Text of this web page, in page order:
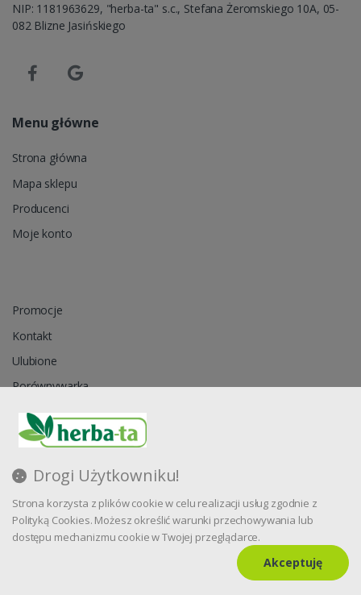
Drogi Użytkowniku!
Strona korzysta z plików cookie w celu realizacji usług zgodnie z
Polityką Cookies. Możesz określić warunki przechowywania lub
dostępu mechanizmu cookie w Twojej przeglądarce.
Akceptuję
NIP: 1181963629, "herba-ta" s.c., Stefana Żeromskiego 10A, 05-
082 Blizne Jasińskiego
Menu główne
Strona główna
Mapa sklepu
Producenci
Moje konto
Promocje
Kontakt
Ulubione
Porównywarka
Zapytanie ofertowe
Blog
Oprogramowanie sklepu internetowego dostarczaSymfonia